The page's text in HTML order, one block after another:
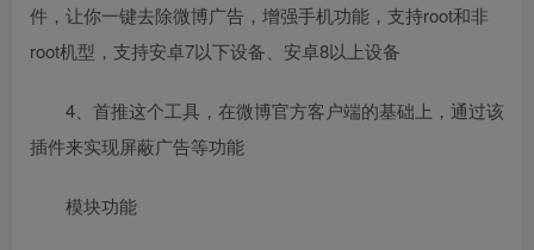
件，让你一键去除微博广告，增强手机功能，支持root和非
root机型，支持安卓7以下设备、安卓8以上设备
4、首推这个工具，在微博官方客户端的基础上，通过该
插件来实现屏蔽广告等功能
模块功能